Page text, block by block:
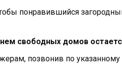
понравившийся
свободных домов
позвонив по указанному